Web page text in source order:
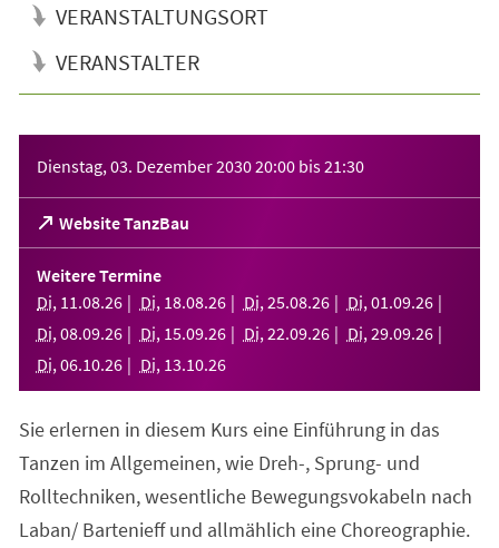
VERANSTALTUNGSORT
VERANSTALTER
Dienstag, 03. Dezember 203020:00 bis21:30
Website TanzBau
(Öffnet
in
einem
neuen
Tab)
Weitere Termine
Di, 11 .08.26 Di, 18.08.26 Di, 25.08.26 Di, 01 .09.26
Di, 08.09.26 Di, 15.09.26 Di, 22.09.26 Di, 29.09.26
Di, 06.10.26 Di, 13.10.26
Sie erlernen in diesem Kurs eine Einführung in das
Tanzen im Allgemeinen, wie Dreh-, Sprung- und
Rolltechniken, wesentliche Bewegungsvokabeln nach
Laban/ Bartenieff und allmählich eine Choreographie.